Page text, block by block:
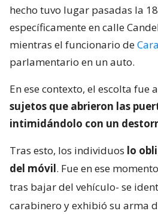
hecho tuvo lugar pasadas la
específicamente en calle
mientras el funcionario de
parlamentario en un auto.
En ese contexto, el escolta fue
sujetos que abrieron las
intimidándolo con un
Tras esto, los individuos lo
del móvil. Fue en ese
tras bajar del vehículo- se
carabinero y exhibió su arma